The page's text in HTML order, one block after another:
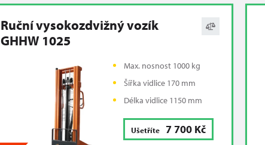
Ruční vysokozdvižný vozík
GHHW 1025
Max. nosnost 1000 kg
Šířka vidlice 170 mm
Délka vidlice 1150 mm
Ušetříte 7 700 Kč